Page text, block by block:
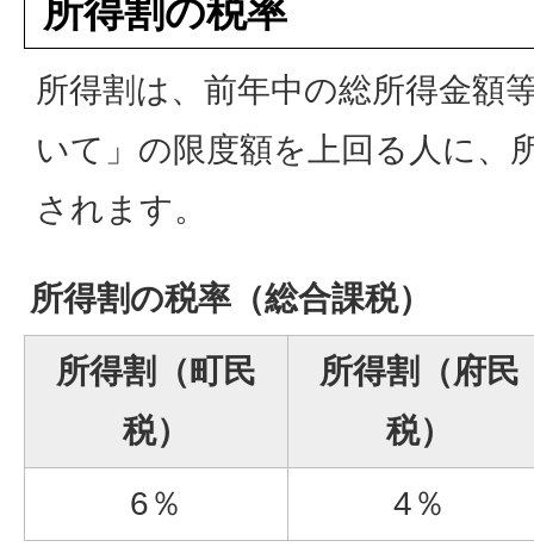
所得割の税率
所得割は、前年中の総所得金額
いて」の限度額を上回る人に、
されます。
所得割の税率（総合課税）
所得割（町民
税）
所得割（府民
税）
6％
4％